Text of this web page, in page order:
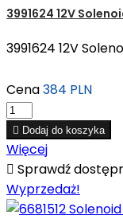
3991624 12V
3991624 12V
Cena384 PLN
 Dodaj do koszyka
Więcej
 Sprawdź
Wyprzedaż!